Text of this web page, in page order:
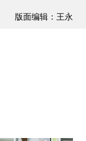
版面编辑：王永